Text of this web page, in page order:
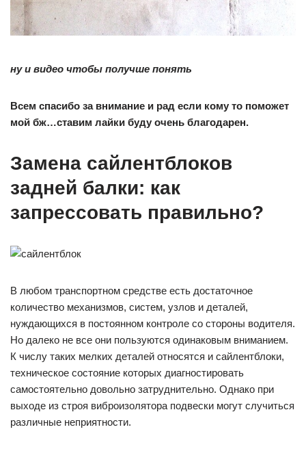
ну и видео чтобы получше понять
Всем спасибо за внимание и рад если кому то поможет
мой бж…ставим лайки буду очень благодарен.
Замена сайлентблоков
задней балки: как
запрессовать правильно?
В любом транспортном средстве есть достаточное
количество механизмов, систем, узлов и деталей,
нуждающихся в постоянном контроле со стороны водителя.
Но далеко не все они пользуются одинаковым вниманием.
К числу таких мелких деталей относятся и сайлентблоки,
техническое состояние которых диагностировать
самостоятельно довольно затруднительно. Однако при
выходе из строя виброизолятора подвески могут случиться
различные неприятности.